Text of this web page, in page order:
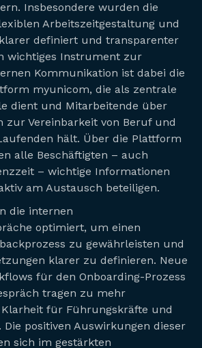
Insbesondere wurden die
Arbeitszeitgestaltung und
definiert und transparenter
wichtiges Instrument zur
Kommunikation ist dabei die
myunicom, die als zentrale
dient und Mitarbeitende über
zur Vereinbarkeit von Beruf und
hält. Über die Plattform
alle Beschäftigten – auch
– wichtige Informationen
am Austausch beteiligen.
die internen
optimiert, um einen
zu gewährleisten und
klarer zu definieren. Neue
für den Onboarding-Prozess
tragen zu mehr
für Führungskräfte und
Die positiven Auswirkungen dieser
sich im gestärkten